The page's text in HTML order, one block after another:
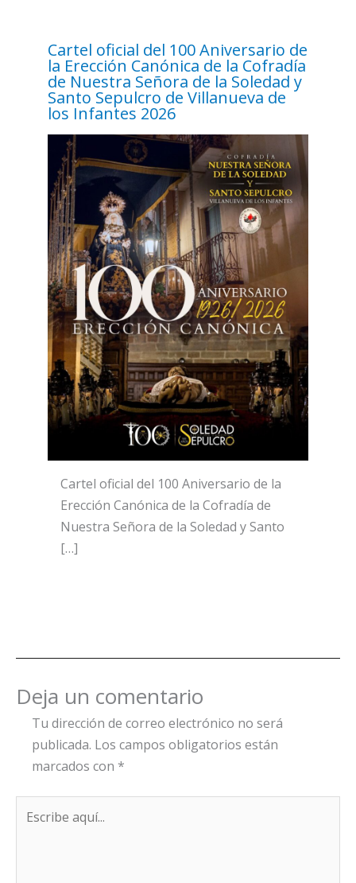
Cartel oficial del 100 Aniversario de
la Erección Canónica de la Cofradía
de Nuestra Señora de la Soledad y
Santo Sepulcro de Villanueva de
los Infantes 2026
Cartel oficial del 100 Aniversario de la
Erección Canónica de la Cofradía de
Nuestra Señora de la Soledad y Santo
[…]
Deja un comentario
Tu dirección de correo electrónico no será
publicada. Los campos obligatorios están
marcados con *
aquí...